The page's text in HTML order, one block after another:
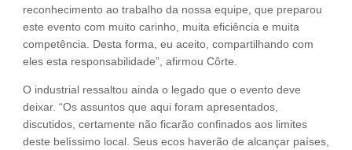
reconhecimento ao trabalho da nossa equipe, que preparou
este evento com muito carinho, muita eficiência e muita
competência. Desta forma, eu aceito, compartilhando com
eles esta responsabilidade”, afirmou Côrte.
O industrial ressaltou ainda o legado que o evento deve
deixar. “Os assuntos que aqui foram apresentados,
discutidos, certamente não ficarão confinados aos limites
deste belíssimo local. Seus ecos haverão de alcançar países,